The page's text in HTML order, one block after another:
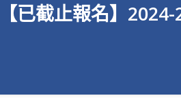
【已截止報名】